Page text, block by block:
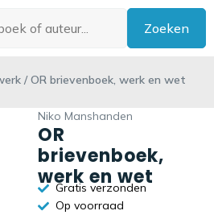
Zoeken
/ OR brievenboek, werk en wet
Niko Manshanden
OR
brievenboek,
werk en wet
Gratis verzonden
Op voorraad